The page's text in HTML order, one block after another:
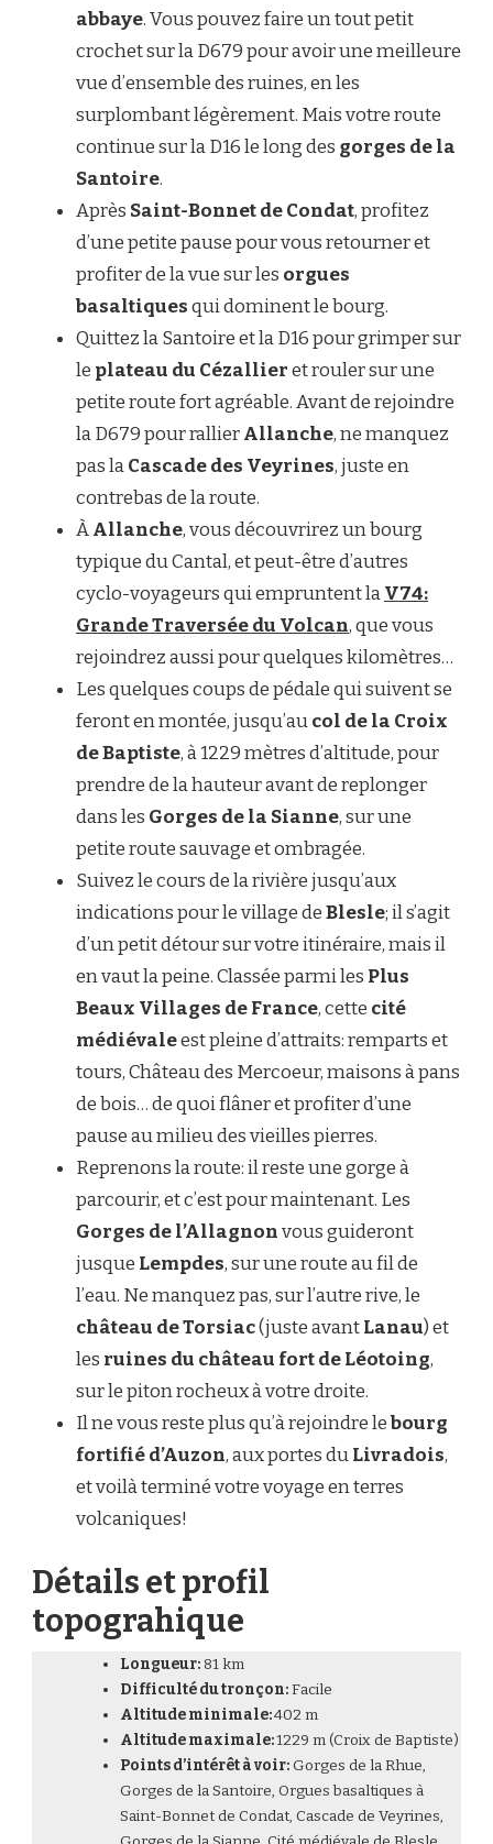
abbaye. Vous pouvez faire un tout petit
crochet sur la D679 pour avoir une meilleure
vue d’ensemble des ruines, en les
surplombant légèrement. Mais votre route
continue sur la D16 le long des gorges de la
Santoire.
Après Saint-Bonnet de Condat, profitez
d’une petite pause pour vous retourner et
profiter de la vue sur les orgues
basaltiquesqui dominent le bourg.
Quittez la Santoire et la D16 pour grimper sur
le plateau du Cézallieret rouler sur une
petite route fort agréable. Avant de rejoindre
la D679 pour rallierAllanche, ne manquez
pas laCascade des Veyrines, juste en
contrebas de la route.
ÀAllanche, vous découvrirez un bourg
typique du Cantal, et peut-être d’autres
cyclo-voyageurs qui empruntent laV74:
Grande Traversée du Volcan, que vous
rejoindrez aussi pour quelques kilomètres…
Les quelques coups de pédale qui suivent se
feront en montée, jusqu’aucol de la Croix
de Baptiste, à 1229 mètres d’altitude, pour
prendre de la hauteur avant de replonger
dans les Gorges de la Sianne, sur une
petite route sauvage et ombragée.
Suivez le cours de la rivière jusqu’aux
indications pour le village deBlesle; il s’agit
d’un petit détour sur votre itinéraire, mais il
en vaut la peine. Classée parmi les Plus
Beaux Villages de France, cette cité
médiévaleest pleine d’attraits: remparts et
tours, Château des Mercoeur, maisons à pans
de bois… de quoi flâner et profiter d’une
pause au milieu des vieilles pierres.
Reprenons la route: il reste une gorge à
parcourir, et c’est pour maintenant. Les
Gorges de l’Allagnonvous guideront
jusque Lempdes, sur une route au fil de
l’eau. Ne manquez pas, sur l’autre rive, le
château de Torsiac(juste avantLanau) et
les ruines du château fort de Léotoing,
sur le piton rocheux à votre droite.
Il ne vous reste plus qu’à rejoindre lebourg
fortifié d’Auzon, aux portes duLivradois,
et voilà terminé votre voyage en terres
volcaniques!
Détails et profil
topograhique
Longueur: 81 km
Difficulté du tronçon:Facile
Altitude minimale:402 m
Altitude maximale:1229 m (Croix de Baptiste)
Points d’intérêt à voir:Gorges de la Rhue,
Gorges de la Santoire, Orgues basaltiques à
Saint-Bonnet de Condat, Cascade de Veyrines,